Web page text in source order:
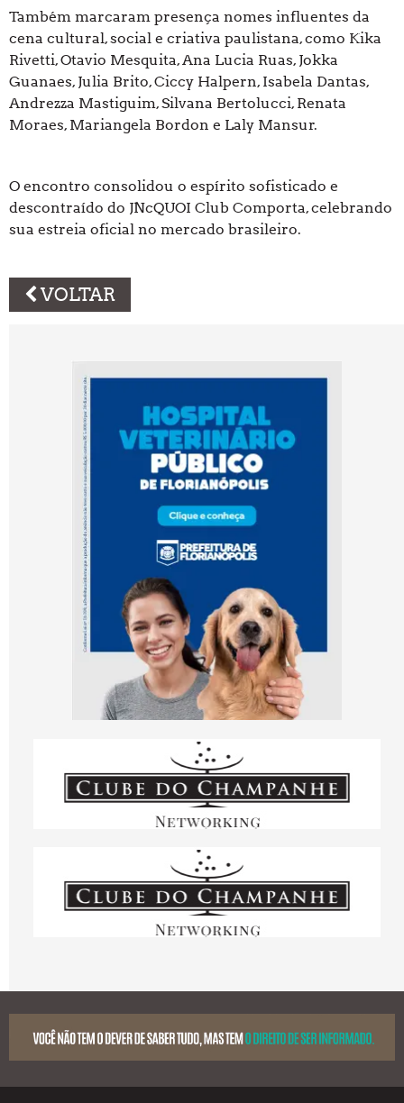
Também marcaram presença nomes influentes da
cena cultural, social e criativa paulistana, como Kika
Rivetti, Otavio Mesquita, Ana Lucia Ruas, Jokka
Guanaes, Julia Brito, Ciccy Halpern, Isabela Dantas,
Andrezza Mastiguim, Silvana Bertolucci, Renata
Moraes, Mariangela Bordon e Laly Mansur.
O encontro consolidou o espírito sofisticado e
descontraído do JNcQUOI Club Comporta, celebrando
sua estreia oficial no mercado brasileiro.
VOLTAR